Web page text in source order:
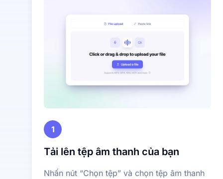
1
Tải lên tệp âm thanh của bạn
Nhấn nút “Chọn tệp” và chọn tệp âm thanh